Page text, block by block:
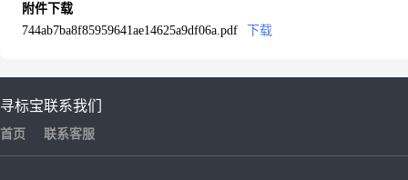
附件下载
744ab7ba8f85959641ae14625a9df06a.pdf
下载
寻标宝
首页
联系我们
联系客服